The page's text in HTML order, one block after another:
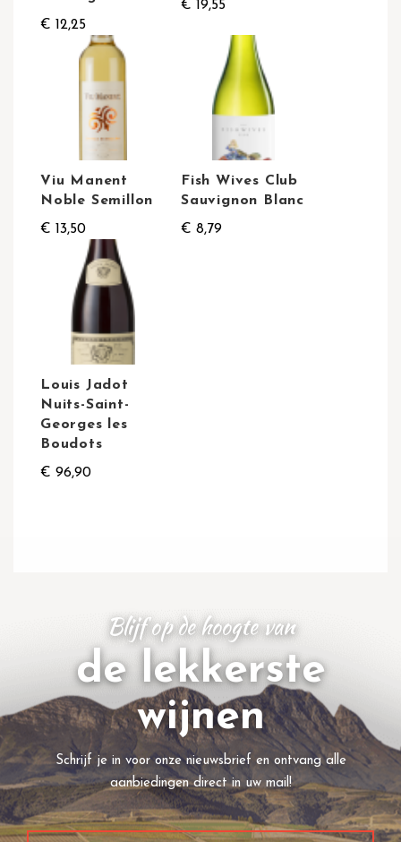
€ 12,25
€ 19,55
Viu Manent
Noble Semillon
€ 13,50
Fish Wives Club
Sauvignon Blanc
€ 8,79
Louis Jadot
Nuits-Saint-
Georges les
Boudots
€ 96,90
Blijf op de hoogte van
de lekkerste
wijnen
Schrijf je in voor onze nieuwsbrief en ontvang alle
aanbiedingen direct in uw mail!